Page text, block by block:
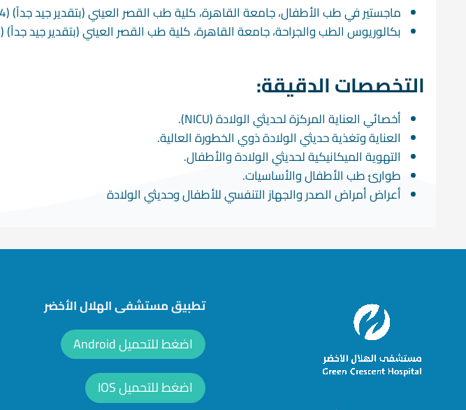
ماجستير في طب الأطفال، جامعة القاهرة، كلية طب القصر العيني (بتقدير جيد جداً) (2014-2019)
بكالوريوس الطب والجراحة، جامعة القاهرة، كلية طب القصر العيني (بتقدير جيد جداً) (2005-2011)
التخصصات الدقيقة:
أخصائي العناية المركزة لحديثي الولادة (NICU)
.
العناية وتغذية حديثي الولادة ذوي الخطورة العالية.
التهوية الميكانيكية لحديثي الولادة والأطفال.
طوارئ طب الأطفال والأساسيات.
أعراض أمراض الصدر والجهاز التنفسي للأطفال وحديثي الولادة
تطبيق مستشفى الهلال الأخضر
اضغط للتحميل Android
اضغط للتحميل IOS